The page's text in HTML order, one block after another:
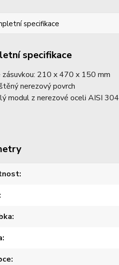
specifikace
specifikace
zásuvkou: 210 x 470 x 150 mm
nerezový povrch
modul z nerezové oceli AISI 304